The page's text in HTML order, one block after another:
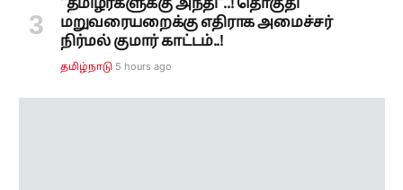
“தமிழர்களுக்கு அநீதி”..! தொகுதி
மறுவரையறைக்கு எதிராக அமைச்சர்
நிர்மல் குமார் காட்டம்..!
தமிழ்நாடு 5 hours ago